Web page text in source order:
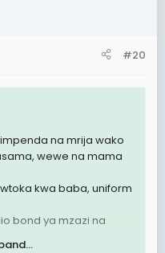
kuthibitisha uwezo wetu
ya ushindi wa
bahati mbaya,
kusamehe umaskin
hela za kumnunulia
absence yako
kama akitokea
wewe uko taasisi
au umekuwa
#20
na mrija wako
wewe na mama
kwa baba, uniform
bond ya mzazi na